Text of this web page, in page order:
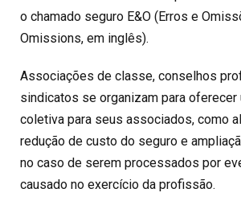
o chamado seguro E&O (Erros e
Omissions, em inglês).
Associações de classe, conselhos
sindicatos se organizam para oferecer
coletiva para seus associados, como
redução de custo do seguro e
no caso de serem processados por
causado no exercício da profissão.